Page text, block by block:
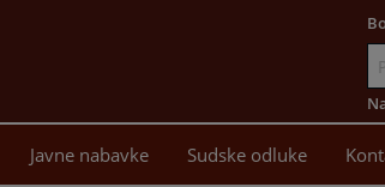
Javne nabavke Sudske odluke